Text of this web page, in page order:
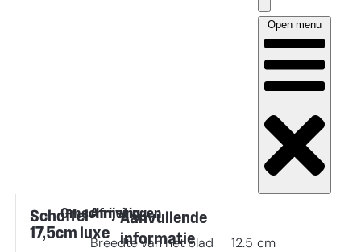
Open menu
Schoffel
17,5cm luxe
Omschrijving
Afmetingen
Breedte van het blad 12.5 cm
Aanvullende
informatie